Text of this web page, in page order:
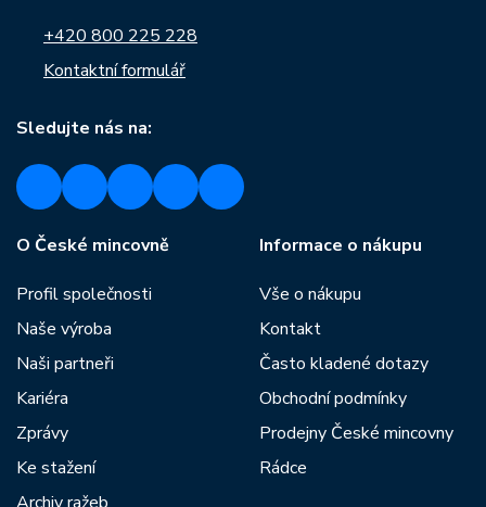
+420 800 225 228
Kontaktní formulář
Sledujte nás na:
O České mincovně
Profil společnosti
Naše výroba
Naši partneři
Kariéra
Zprávy
Ke stažení
Informace o nákupu
Vše o nákupu
Kontakt
Často kladené dotazy
Obchodní podmínky
Prodejny České mincovny
Rádce